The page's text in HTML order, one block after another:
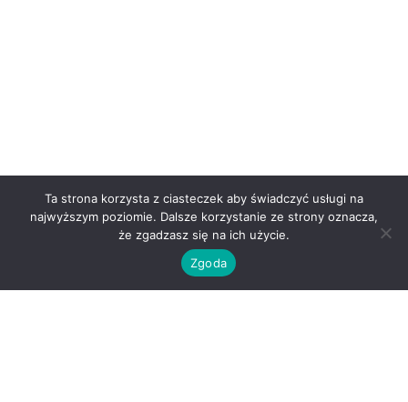
Ta strona korzysta z ciasteczek aby świadczyć usługi na
najwyższym poziomie. Dalsze korzystanie ze strony oznacza,
że zgadzasz się na ich użycie.
Zgoda